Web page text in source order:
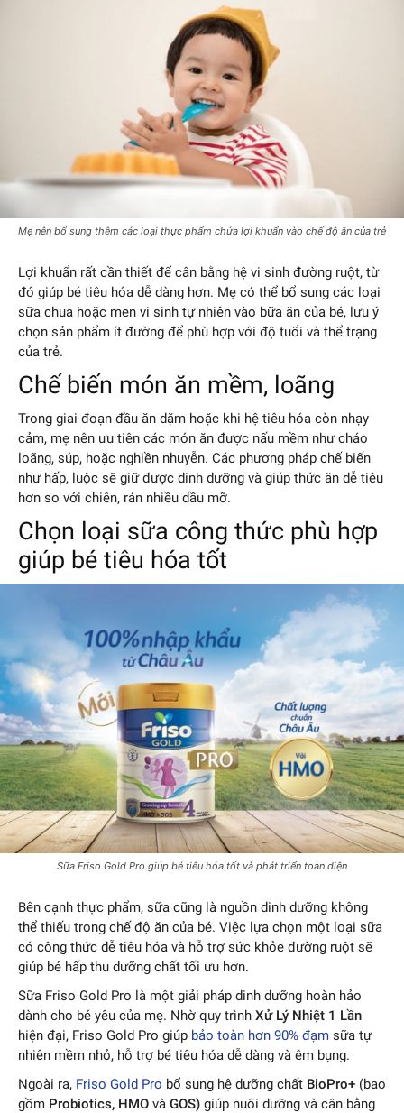
Mẹ nên bổ sung thêm các loại thực phẩm chứa lợi khuẩn vào chế độ ăn của trẻ
Lợi khuẩn rất cần thiết để cân bằng hệ vi sinh đường ruột, từ
đó giúp bé tiêu hóa dễ dàng hơn. Mẹ có thể bổ sung các loại
sữa chua hoặc men vi sinh tự nhiên vào bữa ăn của bé, lưu ý
chọn sản phẩm ít đường để phù hợp với độ tuổi và thể trạng
của trẻ.
Chế biến món ăn mềm, loãng
Trong giai đoạn đầu ăn dặm hoặc khi hệ tiêu hóa còn nhạy
cảm, mẹ nên ưu tiên các món ăn được nấu mềm như cháo
loãng, súp, hoặc nghiền nhuyễn. Các phương pháp chế biến
như hấp, luộc sẽ giữ được dinh dưỡng và giúp thức ăn dễ tiêu
hơn so với chiên, rán nhiều dầu mỡ.
Chọn loại sữa công thức phù hợp
giúp bé tiêu hóa tốt
Sữa Friso Gold Pro giúp bé tiêu hóa tốt và phát triển toàn diện
Bên cạnh thực phẩm, sữa cũng là nguồn dinh dưỡng không
thể thiếu trong chế độ ăn của bé. Việc lựa chọn một loại sữa
có công thức dễ tiêu hóa và hỗ trợ sức khỏe đường ruột sẽ
giúp bé hấp thu dưỡng chất tối ưu hơn.
Sữa Friso Gold Pro là một giải pháp dinh dưỡng hoàn hảo
dành cho bé yêu của mẹ. Nhờ quy trình Xử Lý Nhiệt 1 Lần
hiện đại, Friso Gold Pro giúp bảo toàn hơn 90% đạm sữa tự
nhiên mềm nhỏ, hỗ trợ bé tiêu hóa dễ dàng và êm bụng.
Ngoài ra, Friso Gold Pro bổ sung hệ dưỡng chất BioPro+ (bao
gồm Probiotics, HMO và GOS) giúp nuôi dưỡng và cân bằng